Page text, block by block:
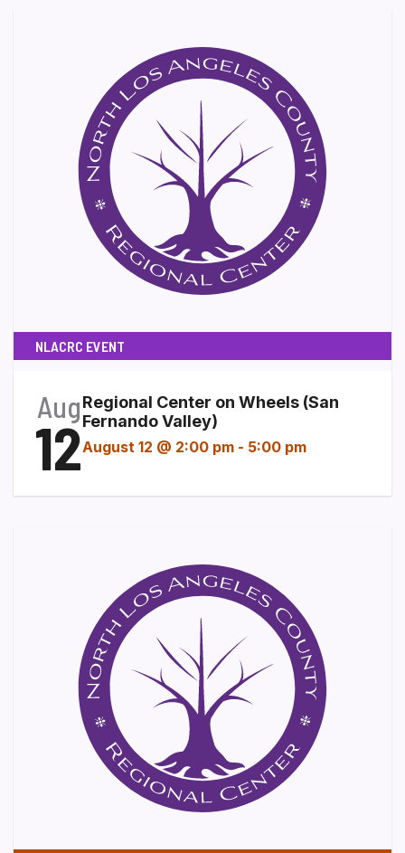
NLACRC EVENT
Aug
12
Regional Center on Wheels (San
Fernando Valley)
August 12 @ 2:00 pm - 5:00 pm